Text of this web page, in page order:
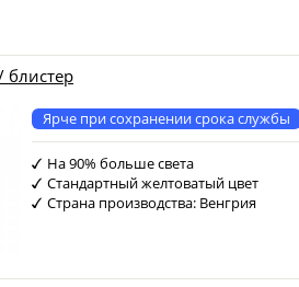
блистер
Ярче при сохранении срока службы
На 90% больше света
Стандартный желтоватый цвет
Страна производства: Венгрия